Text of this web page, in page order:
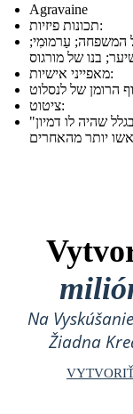
Agravaine
תכונות פיזיות:
המשפחה; עַרמוּמִי;
בנו של מורגוס
מאפייני אישיות:
ציטוט:
"הוא היה ערמומי, נוטה לבכות, ומפוחד של כאב. זה היה בגלל שהיה לו דמיון
Na
Žiadna